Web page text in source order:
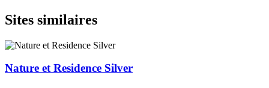
Sites similaires
Nature et Residence Silver